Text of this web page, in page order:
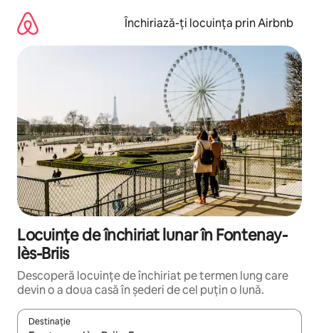
mergi
Închiriază-ți locuința prin Airbnb
Locuințe de închiriat lunar în Fontenay-
lès-Briis
Descoperă locuințe de închiriat pe termen lung care
devin o a doua casă în șederi de cel puțin o lună.
Destinație